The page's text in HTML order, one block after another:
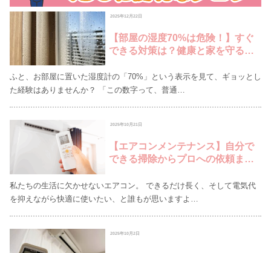
2025年12月22日
【部屋の湿度70%は危険！】すぐ
できる対策は？健康と家を守る除
ふと、お部屋に置いた湿度計の「70%」という表示を見て、ギョッとし
た経験はありませんか？ 「この数字って、普通…
2025年10月21日
【エアコンメンテナンス】自分で
できる掃除からプロへの依頼ま
私たちの生活に欠かせないエアコン。 できるだけ長く、そして電気代
を抑えながら快適に使いたい、と誰もが思いますよ…
2025年10月2日